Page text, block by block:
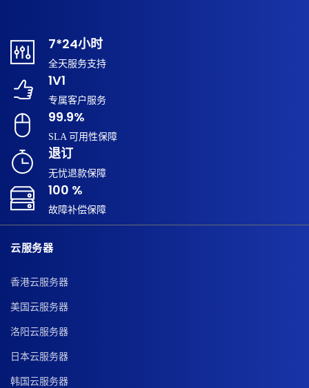
7*24小时
全天服务支持
1V1
专属客户服务
99.9%
SLA 可用性保障
退订
无忧退款保障
100 %
故障补偿保障
云服务器
香港云服务器
美国云服务器
洛阳云服务器
日本云服务器
韩国云服务器